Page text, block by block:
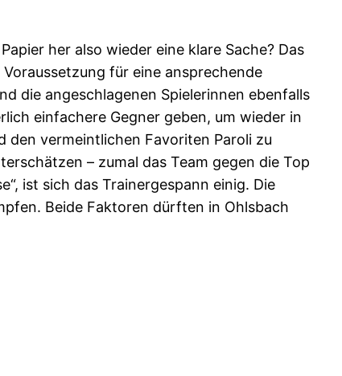
her also wieder eine klare Sache? Das
für eine ansprechende
die angeschlagenen Spielerinnen ebenfalls
einfachere Gegner geben, um wieder in
den vermeintlichen Favoriten Paroli zu
– zumal das Team gegen die Top
ist sich das Trainergespann einig. Die
Beide Faktoren dürften in Ohlsbach